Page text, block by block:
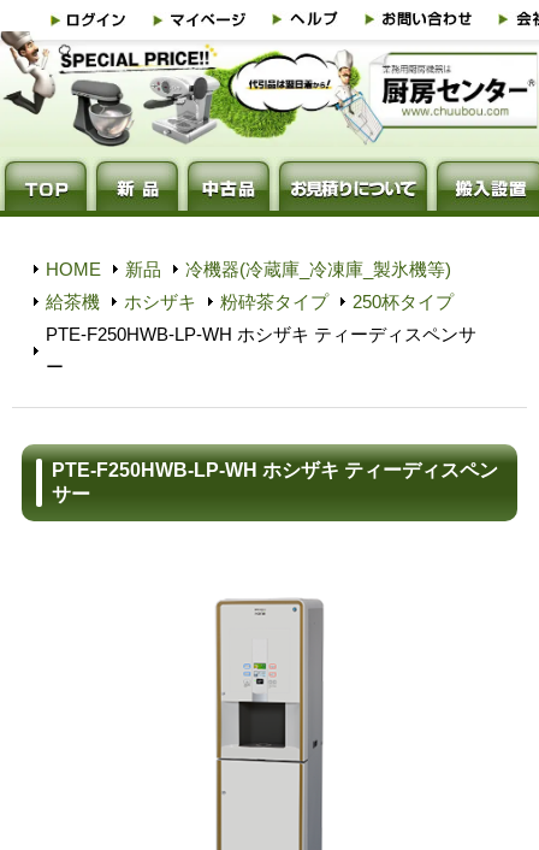
HOME 新品
冷機器(冷蔵庫_冷凍庫_製氷機等)
給茶機
ホシザキ 粉砕茶タイプ
250杯タイプ
PTE-F250HWB-LP-WH ホシザキ ティーディスペンサ
ー
PTE-F250HWB-LP-WH ホシザキ ティーディスペン
サー